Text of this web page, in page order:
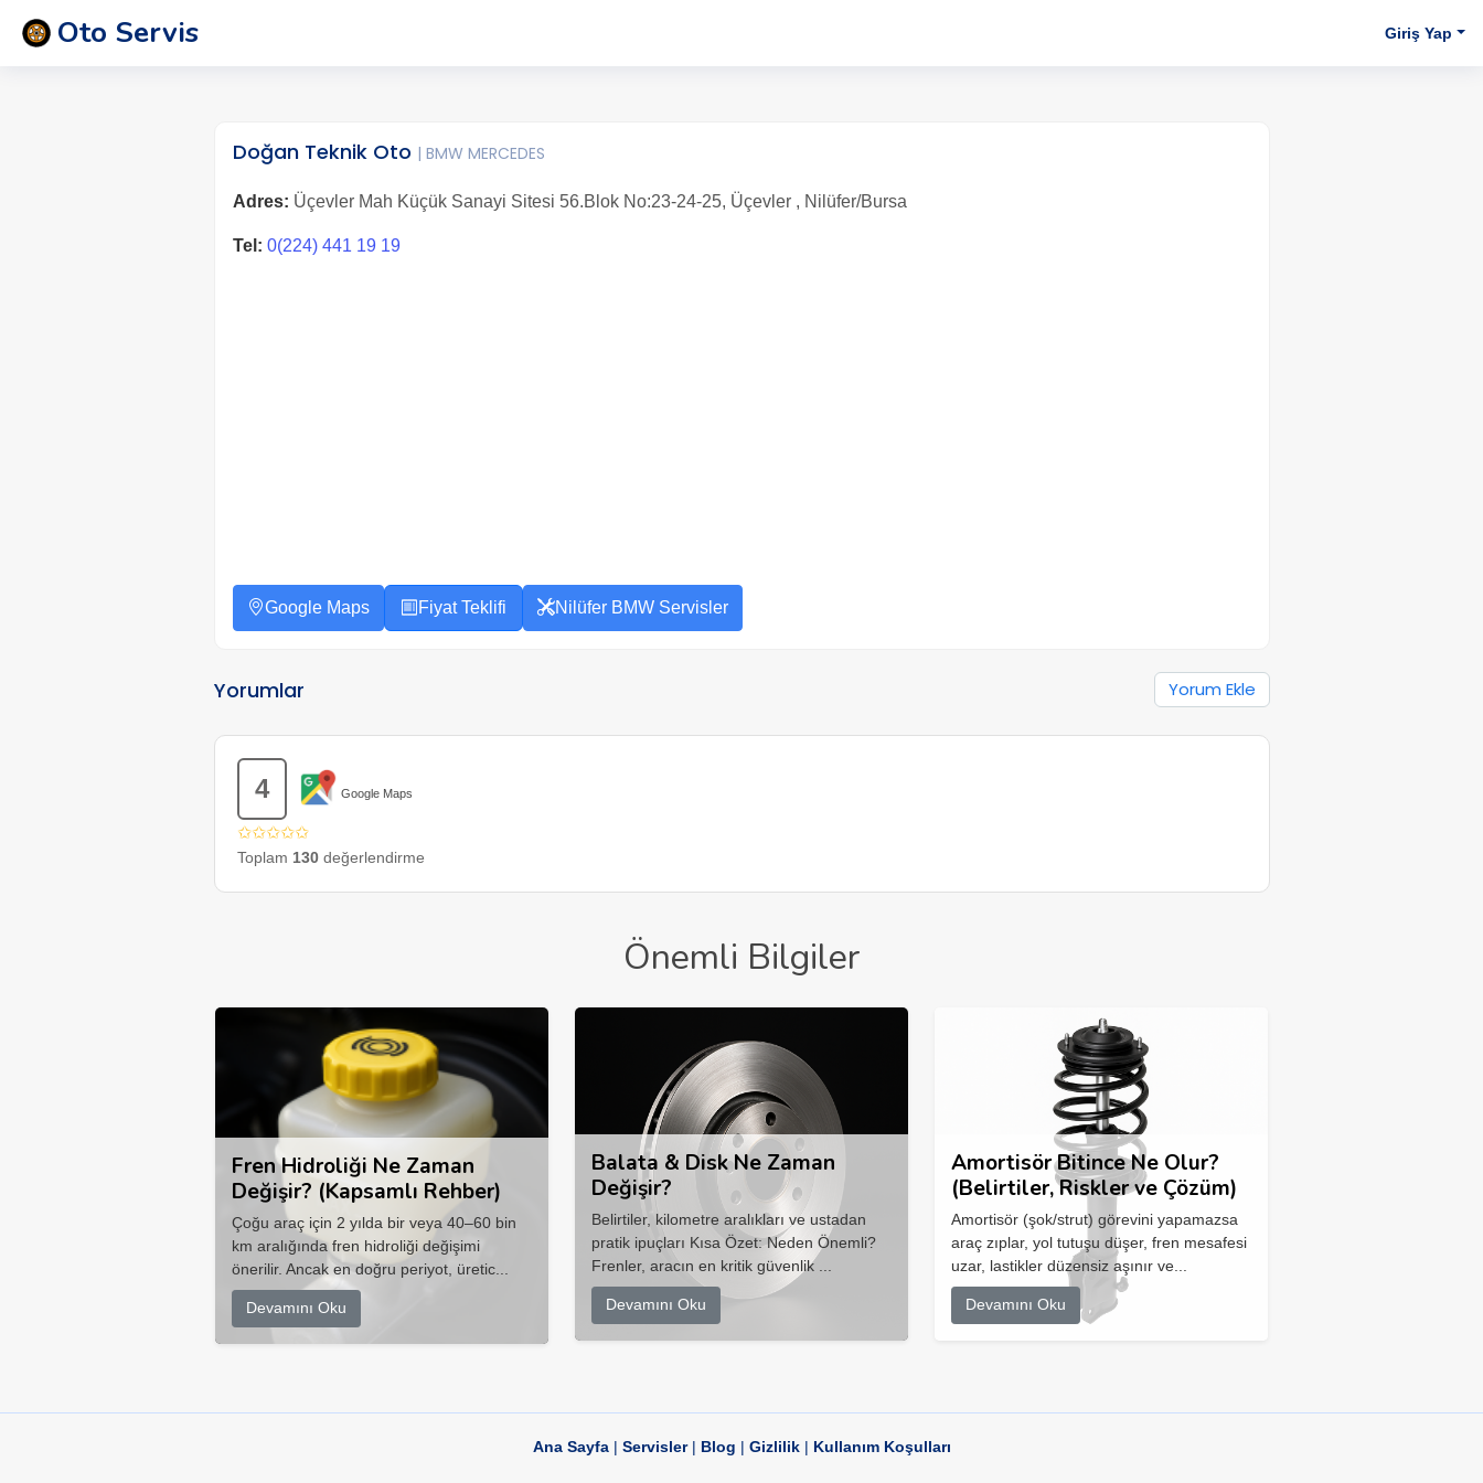
Oto Servis Giriş Yap
Doğan Teknik Oto | BMW MERCEDES
Adres: Üçevler Mah Küçük Sanayi Sitesi 56.Blok No:23-24-25, Üçevler , Nilüfer/Bursa
Tel: 0(224) 441 19 19
Google Maps Fiyat Teklifi Nilüfer BMW Servisler
Yorumlar Yorum Ekle
4 Google Maps
✩✩✩✩✩
Toplam 130değerlendirme
Önemli Bilgiler
Fren Hidroliği Ne Zaman
Değişir? (Kapsamlı Rehber)
Çoğu araç için 2 yılda bir veya 40–60 bin
km aralığında fren hidroliği değişimi
önerilir. Ancak en doğru periyot, üretic...
Devamını Oku
Balata & Disk Ne Zaman
Değişir?
Belirtiler, kilometre aralıkları ve ustadan
pratik ipuçları Kısa Özet: Neden Önemli?
Frenler, aracın en kritik güvenlik ...
Devamını Oku
Amortisör Bitince Ne Olur?
(Belirtiler, Riskler ve Çözüm)
Amortisör (şok/strut) görevini yapamazsa
araç zıplar, yol tutuşu düşer, fren mesafesi
uzar, lastikler düzensiz aşınır ve...
Devamını Oku
Ana Sayfa| Servisler| Blog | Gizlilik| Kullanım Koşulları